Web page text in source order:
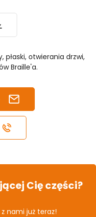
płaski, otwierania drzwi,
Braille'a.
Cię części?
nami już teraz!